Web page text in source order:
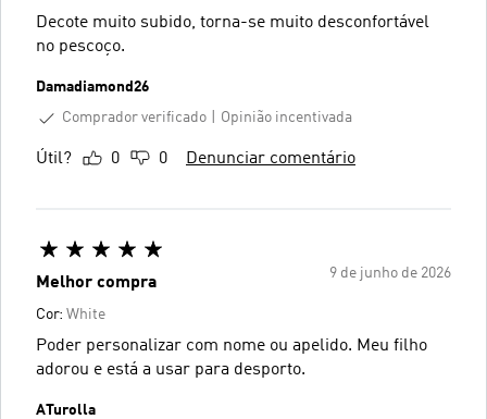
Decote muito subido, torna-se muito desconfortável
no pescoço.
Damadiamond26
Comprador verificado
Opinião incentivada
Útil? 0 0 Denunciar comentário
9 de junho de 2026
Melhor compra
Cor: White
Poder personalizar com nome ou apelido. Meu filho
adorou e está a usar para desporto.
ATurolla